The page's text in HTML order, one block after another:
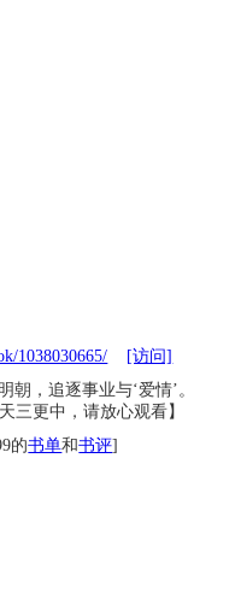
1038030665/
[访问]
，追逐事业与‘爱情’。
三更中，请放心观看】
的书单和书评]